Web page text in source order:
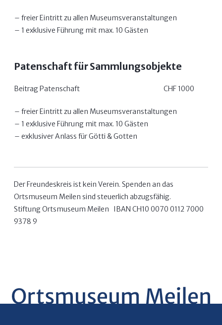
freier Eintritt zu allen Museumsveranstaltungen
1 exklusive Führung mit max. 10 Gästen
Patenschaft für Sammlungsobjekte
Beitrag Patenschaft CHF 1000
freier Eintritt zu allen Museumsveranstaltungen
1 exklusive Führung mit max. 10 Gästen
exklusiver Anlass für Götti & Gotten
Der Freundeskreis ist kein Verein. Spenden an das
Ortsmuseum Meilen sind steuerlich abzugsfähig.
Stiftung Ortsmuseum Meilen IBAN CH10 0070 0112 7000
9378 9